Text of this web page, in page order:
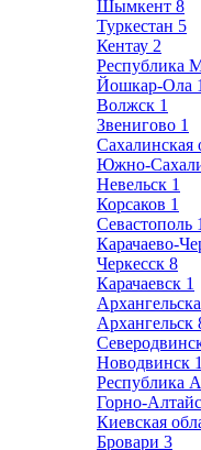
Шымкент 8
Туркестан 5
Кентау 2
Республика
Йошкар-Ола
Волжск 1
Звенигово 1
Сахалинская
Южно-
Невельск 1
Корсаков 1
Севастополь
Карачаево-
Черкесск 8
Карачаевск 1
Архангельск
Новодвинск 1
Республика
Горно-
Киевская
Бровари 3